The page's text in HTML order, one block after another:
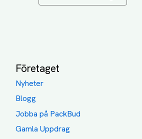
Företaget
Nyheter
Blogg
Jobba på PackBud
Gamla Uppdrag